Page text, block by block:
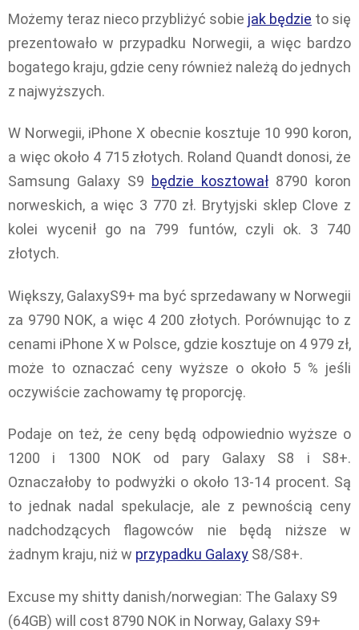
Możemy teraz nieco przybliżyć sobie jak będzie to się
prezentowało w przypadku Norwegii, a więc bardzo
bogatego kraju, gdzie ceny również należą do jednych
z najwyższych.
W Norwegii, iPhone X obecnie kosztuje 10 990 koron,
a więc około 4 715 złotych. Roland Quandt donosi, że
Samsung Galaxy S9 będzie kosztował 8790 koron
norweskich, a więc 3 770 zł. Brytyjski sklep Clove z
kolei wycenił go na 799 funtów, czyli ok. 3 740
złotych.
Większy, GalaxyS9+ ma być sprzedawany w Norwegii
za 9790 NOK, a więc 4 200 złotych. Porównując to z
cenami iPhone X w Polsce, gdzie kosztuje on 4 979 zł,
może to oznaczać ceny wyższe o około 5 % jeśli
oczywiście zachowamy tę proporcję.
Podaje on też, że ceny będą odpowiednio wyższe o
1200 i 1300 NOK od pary Galaxy S8 i S8+.
Oznaczałoby to podwyżki o około 13-14 procent. Są
to jednak nadal spekulacje, ale z pewnością ceny
nadchodzących flagowców nie będą niższe w
żadnym kraju, niż w przypadku Galaxy S8/S8+.
Excuse my shitty danish/norwegian: The Galaxy S9
(64GB) will cost 8790 NOK in Norway, Galaxy S9+